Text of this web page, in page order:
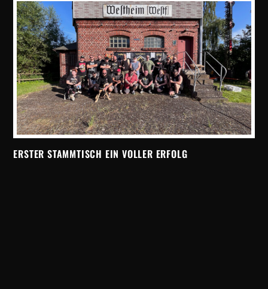
ERSTER STAMMTISCH EIN VOLLER ERFOLG